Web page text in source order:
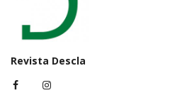
Revista Descla